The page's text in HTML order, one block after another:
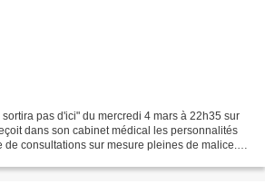
pas d'ici" du mercredi 4 mars à 22h35 sur
dans son cabinet médical les personnalités
de consultations sur mesure pleines de malice.